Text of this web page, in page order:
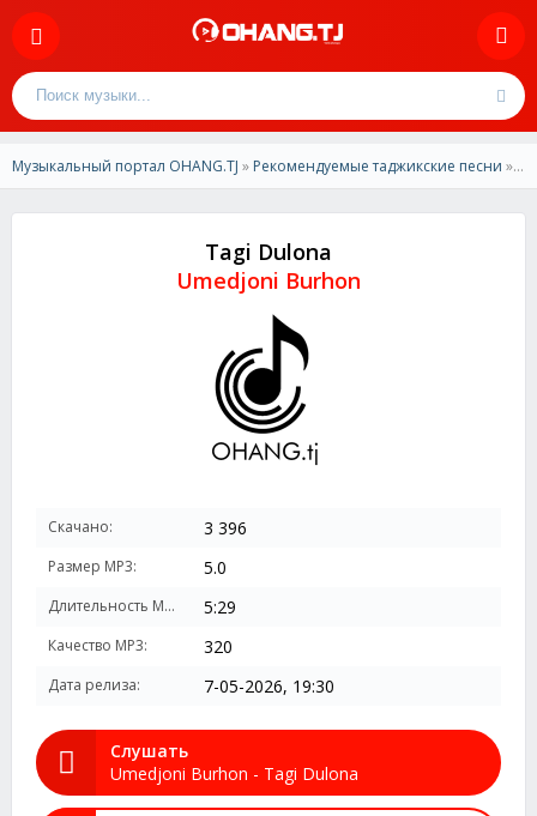
Музыкальный портал OHANG.TJ » Рекомендуемые таджикские песни » Umedjoni Burhon - Tagi Dulona
Tagi Dulona
Umedjoni Burhon
Скачано: 3 396
Размер MP3: 5.0
Длительность MP3: 5:29
Качество MP3: 320
Дата релиза: 7-05-2026, 19:30
Слушать
Umedjoni Burhon - Tagi Dulona